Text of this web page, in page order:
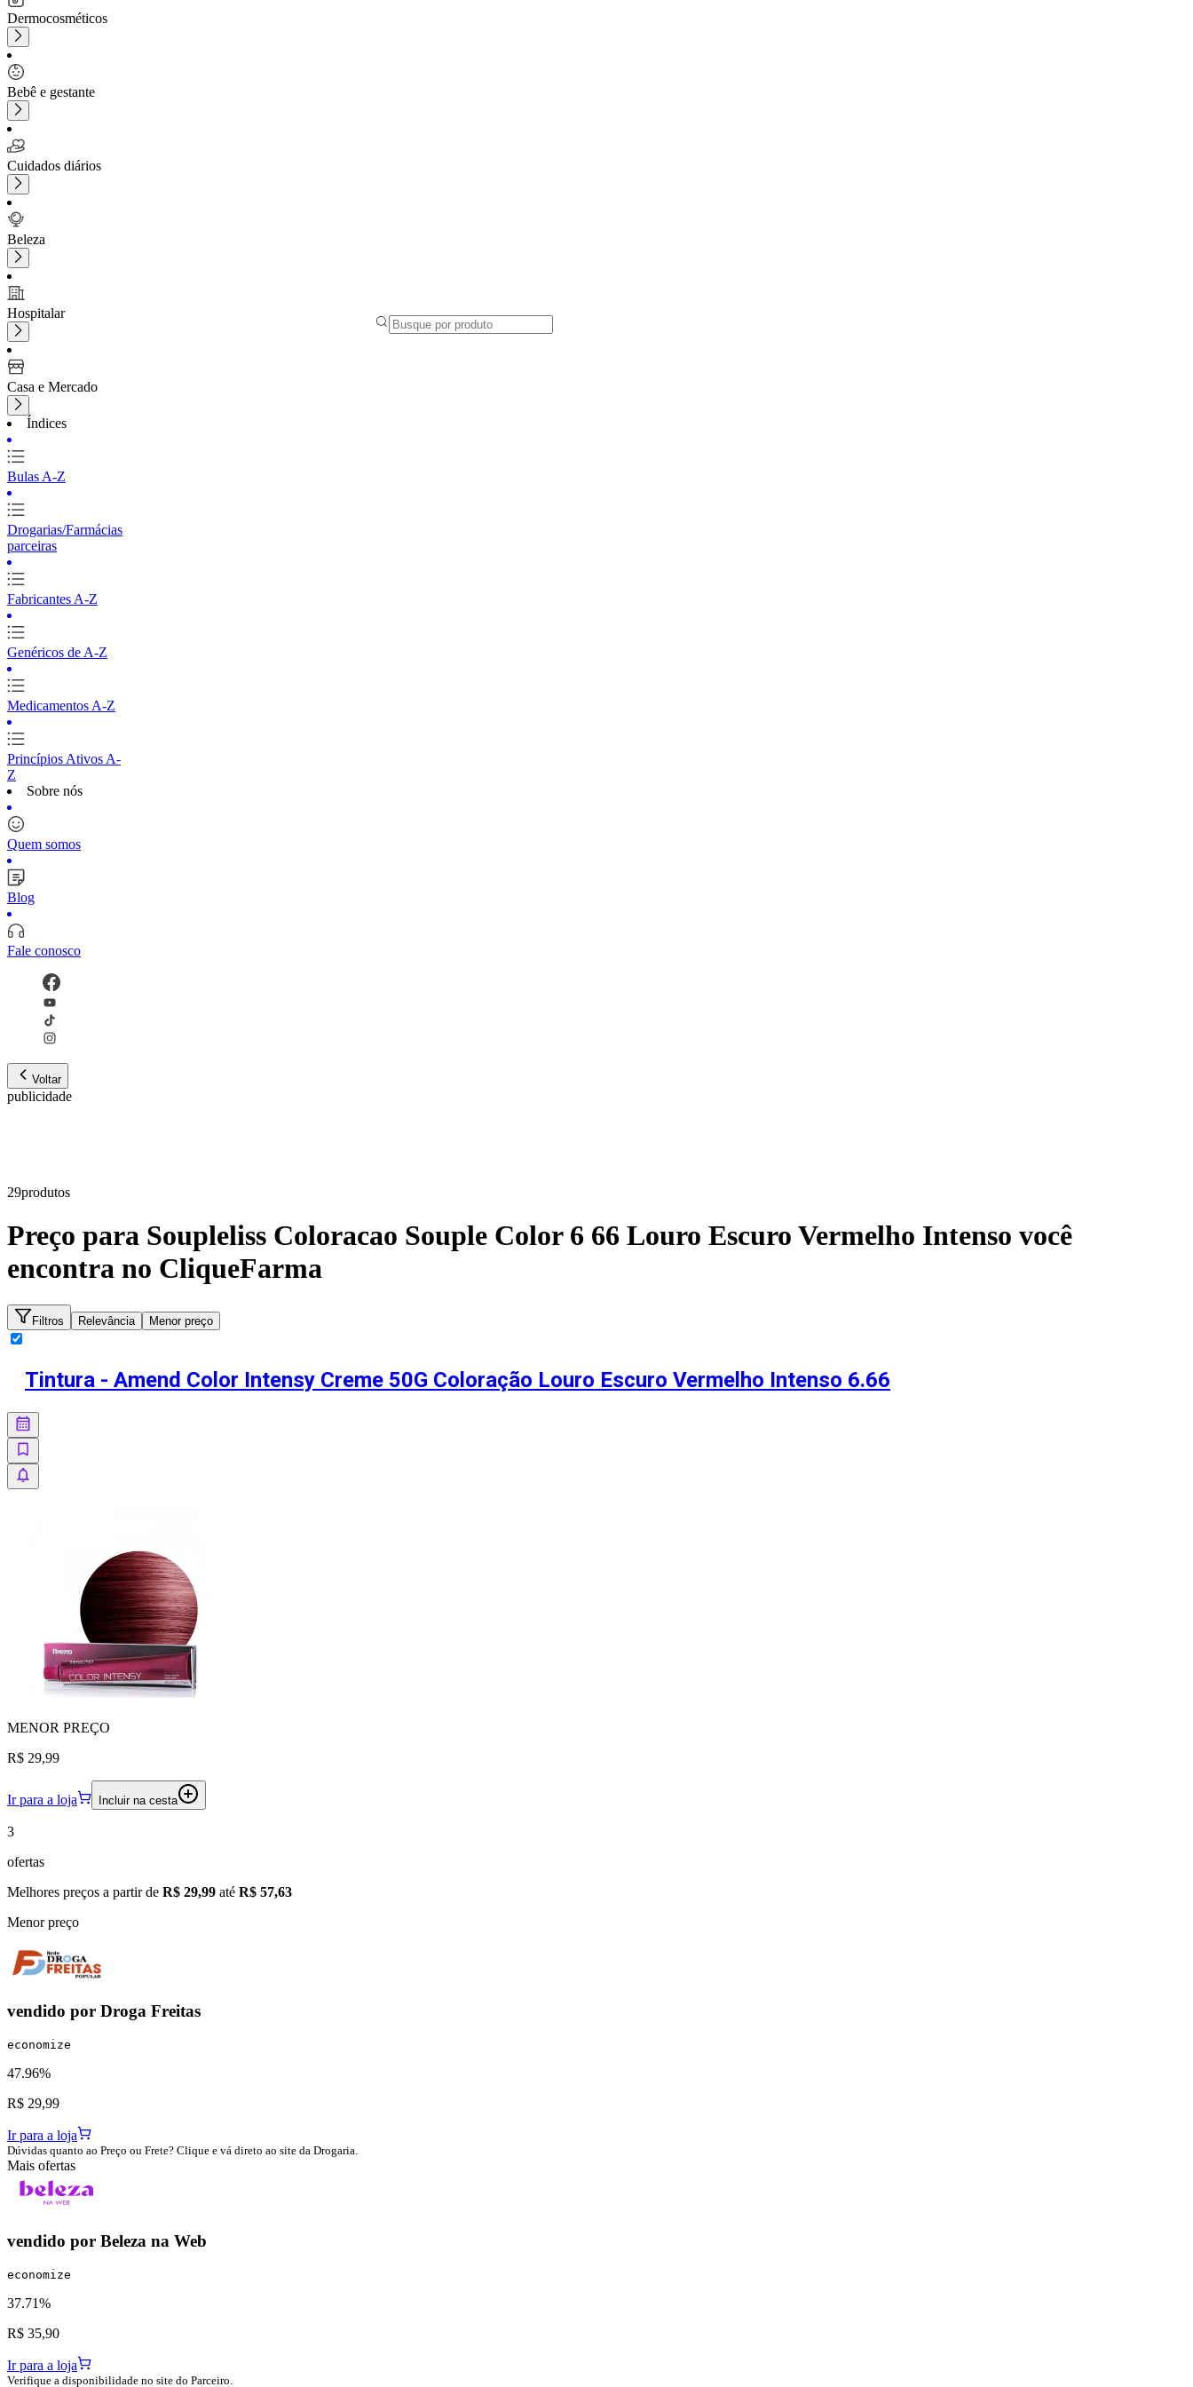
Dermocosméticos
Bebê e gestante
Cuidados diários
Beleza
Hospitalar
Casa e Mercado
Índices
Bulas A-Z
Drogarias/Farmácias
parceiras
Fabricantes A-Z
Genéricos de A-Z
Medicamentos A-Z
Princípios Ativos A-
Z
Sobre nós
Quem somos
Blog
Fale conosco
Voltar
publicidade
29produtos
Preço para Soupleliss Coloracao Souple Color 6 66 Louro Escuro Vermelho Intenso você
encontra no CliqueFarma
Filtros Relevância Menor preço
Tintura - Amend Color Intensy Creme 50G Coloração Louro Escuro Vermelho Intenso 6.66
MENOR PREÇO
R$ 29,99
Ir para a loja Incluir na cesta
3
ofertas
Melhores preços a partir de R$ 29,99 até R$ 57,63
Menor preço
vendido por Droga Freitas
economize
47.96%
R$ 29,99
Ir para a loja
Dúvidas quanto ao Preço ou Frete? Clique e vá direto ao site da Drogaria.
Mais ofertas
vendido por Beleza na Web
economize
37.71%
R$ 35,90
Ir para a loja
Verifique a disponibilidade no site do Parceiro.